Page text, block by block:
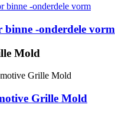
binne -onderdele vorm
Mold
Grille Mold